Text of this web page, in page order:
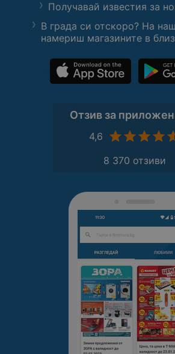
Получавай известия за
В града си отскоро? На
намериш магазините в
Отзив за
4,6
8 370 отзиви